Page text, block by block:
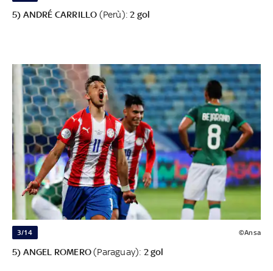
5) ANDRÉ CARRILLO (Perù): 2 gol
3/14 ©Ansa
5) ANGEL ROMERO(Paraguay): 2 gol